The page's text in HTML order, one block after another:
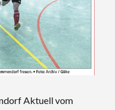
Aktuell vom